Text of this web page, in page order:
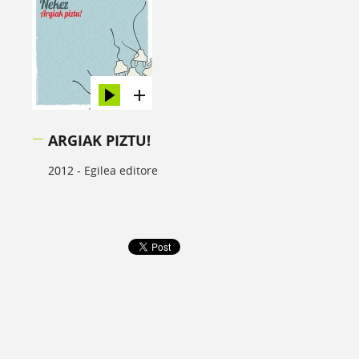
ARGIAK PIZTU!
2012 - Egilea editore